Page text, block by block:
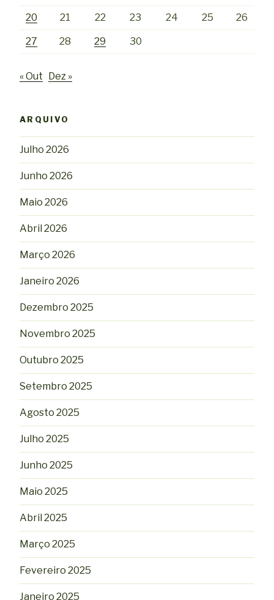
20 21 22 23 24 25 26
27 28 29 30
« Out Dez »
ARQUIVO
Julho 2026
Junho 2026
Maio 2026
Abril 2026
Março 2026
Janeiro 2026
Dezembro 2025
Novembro 2025
Outubro 2025
Setembro 2025
Agosto 2025
Julho 2025
Junho 2025
Maio 2025
Abril 2025
Março 2025
Fevereiro 2025
Janeiro 2025